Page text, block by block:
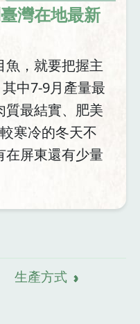
灣在地最新
魚，就要把握主
中7-9月產量最
質最結實、肥美
寒冷的冬天不
在屏東還有少量
生產方式